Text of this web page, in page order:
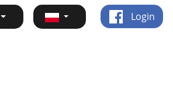
Login